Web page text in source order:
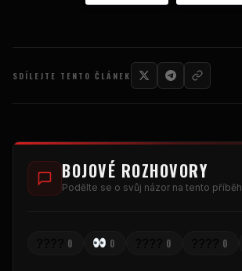
SDÍLEJTE TENTO ČLÁNEK
BOJOVÉ ROZHOVORY
Podělte se o svůj názor na tento příběh
0 0 0 0